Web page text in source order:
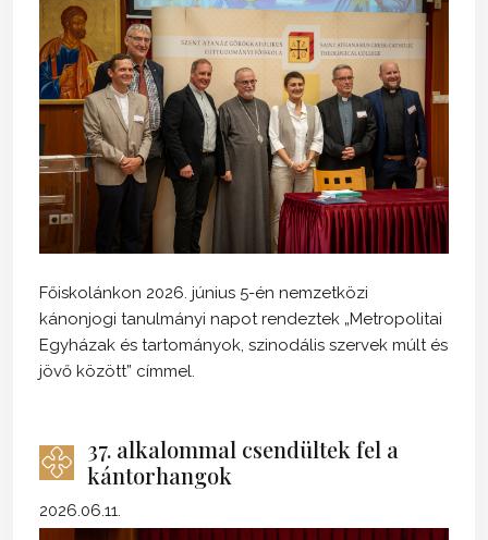
Főiskolánkon 2026. június 5-én nemzetközi
kánonjogi tanulmányi napot rendeztek „Metropolitai
Egyházak és tartományok, szinodális szervek múlt és
jövő között” címmel.
37. alkalommal csendültek fel a
kántorhangok
2026.06.11.